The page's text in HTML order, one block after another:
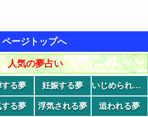
ページトップへ
人気の夢占い
する夢 妊娠する夢 いじめられる夢
る夢 浮気される夢 追われる夢